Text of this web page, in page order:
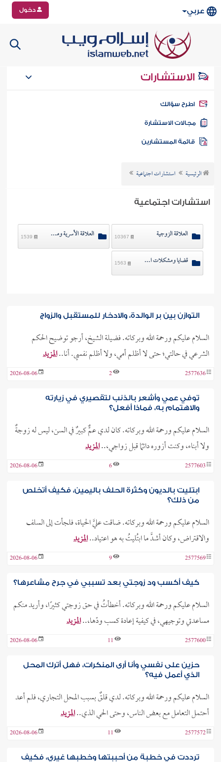
عربي دخول
الاستشارات
سؤالك
الاستشارة
الرئيسية استشارات اجتماعية
استشارات اجتماعية
العلاقة الزوجية العلاقة الأسرية ومشكلاتها 1539
قضايا ومشكلات اجتماعية
التوازن بين بر الوالدة، والادخار للمستقبل والزواج
السلام عليكم ورحمة الله وبركاته. فضيلة الشيخ، أرجو توضيح الحكم
الشرعي في حالتي؛ حتى لا أظلم أمي، ولا أظلم نفسي. أنا..المزيد
2577636
2
2026-08-06
توفي عمي وأشعر بالذنب لتقصيري في زيارته
والاهتمام به، فماذا أفعل؟
السلام عليكم ورحمة الله وبركاته. كان لدي عمٌّ كبيرٌ في السن، ليس له زوجةٌ
ولا أبناء، وكنت أزوره دائمًا قبل زواجي،..المزيد
2577603
6
2026-08-06
ابتليت بالديون وكثرة الحلف باليمين، فكيف أتخلص
من ذلك؟
السلام عليكم ورحمة الله وبركاته. ضاقت عليَّ الحياة، فلجأت إلى السلف
والاقتراض، وكان أشدَّ ما ابتُليتُ به هو اعتياد..المزيد
2577569
9
2026-08-06
كيف أكسب ود زوجتي بعد تسببي في جرح مشاعرها؟
السلام عليكم ورحمة الله وبركاته. أخطأتُ في حق زوجتي كثيرًا، وأريد منكم
مساعدتي وتوجيهي، في كيفية إعادة كسب ودّها،..المزيد
2577600
11
2026-08-06
حزين على نفسي وأنا أرى المنكرات، فهل أترك المحل
الذي أعمل فيه؟
السلام عليكم ورحمة الله وبركاته. لدي قلقٌ بسبب المحل التجاري، فلم أعد
أحتمل التعامل مع بعض الناس، وحتى الحي الذي..المزيد
2577572
11
2026-08-06
ترددت في خطبة من أحببتها وخطبها غيري، فكيف